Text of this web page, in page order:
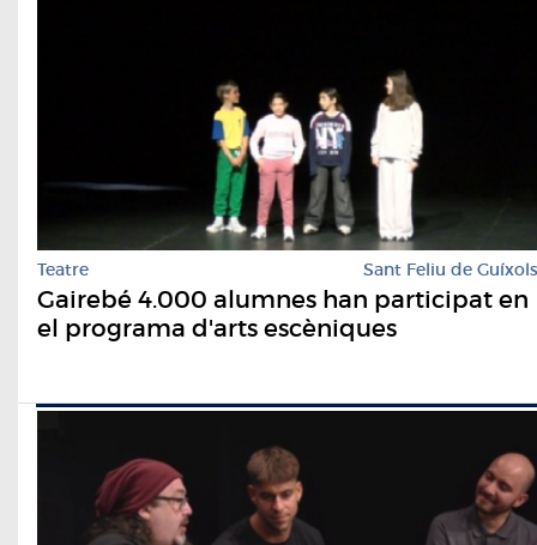
Teatre Sant Feliu de Guíxols
Gairebé 4.000 alumnes han participat en
el programa d'arts escèniques